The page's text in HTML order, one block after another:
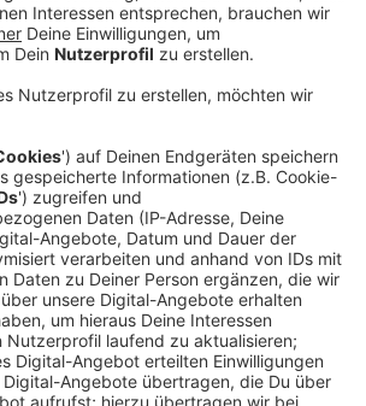
sollen aber 20 neue Stellen
werden, heißt es.
der Mitarbeitenden am Standort
in verschiedenen Bereichen
im Aachener
Grünenthal bedeutet also
Demnach setze
die Wachstumsstrategie fort
dafür, weiter
Das Bekenntnis zum